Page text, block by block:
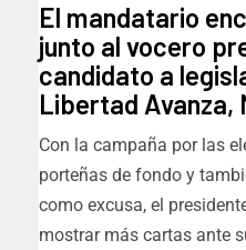
El mandatario
junto al vocero
candidato a
Libertad Avanza,
Con la campaña por las
porteñas de fondo y
como excusa, el
mostrar más cartas ante